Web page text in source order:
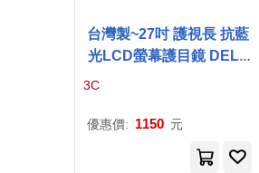
台灣製~27吋 護視長 抗藍
光LCD螢幕護目鏡 DELL
NEW系列 無 DELL
3C
優惠價: 1150 元